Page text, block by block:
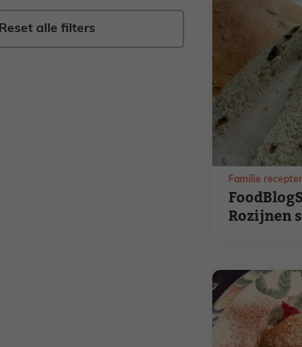
Rozijnen
Familie
Reset alle filters